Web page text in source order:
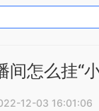
间怎么挂“
12-03 16:01:06